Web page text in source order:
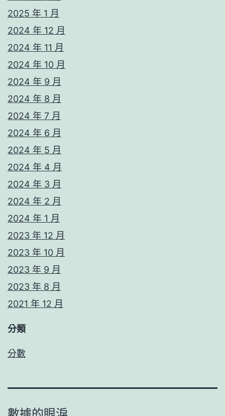
2025 年 1 月
2024 年 12 月
2024 年 11 月
2024 年 10 月
2024 年 9 月
2024 年 8 月
2024 年 7 月
2024 年 6 月
2024 年 5 月
2024 年 4 月
2024 年 3 月
2024 年 2 月
2024 年 1 月
2023 年 12 月
2023 年 10 月
2023 年 9 月
2023 年 8 月
2021 年 12 月
分類
分數